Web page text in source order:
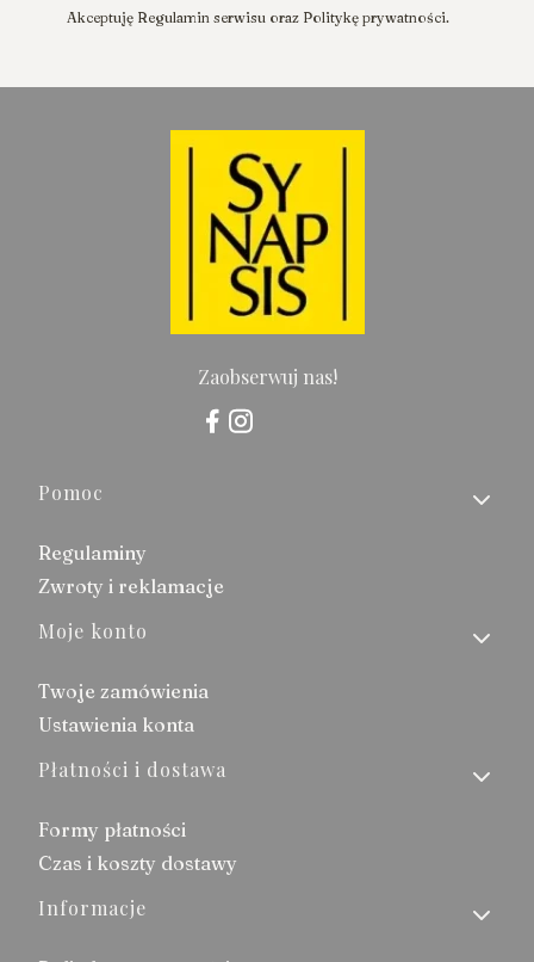
Akceptuję Regulamin serwisu oraz Politykę prywatności.
Zaobserwuj nas!
Linki w stopce
Pomoc
Regulaminy
Zwroty i reklamacje
Moje konto
Twoje zamówienia
Ustawienia konta
Płatności i dostawa
Formy płatności
Czas i koszty dostawy
Informacje